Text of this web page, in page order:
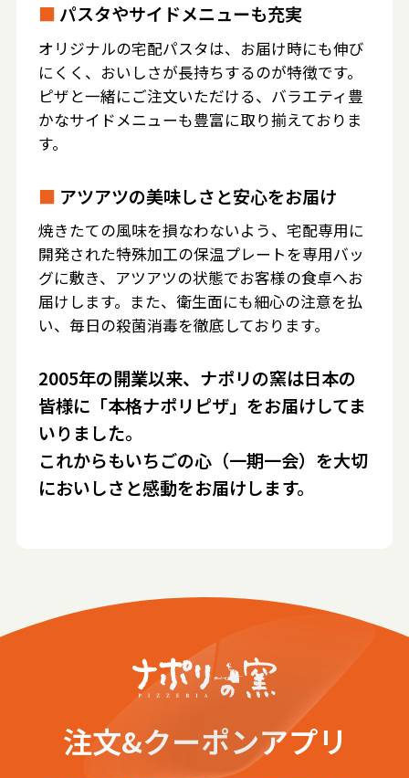
■ パスタやサイドメニューも充実
オリジナルの宅配パスタは、お届け時にも伸び
にくく、おいしさが長持ちするのが特徴です。
ピザと一緒にご注文いただける、バラエティ豊
かなサイドメニューも豊富に取り揃えておりま
す。
■ アツアツの美味しさと安心をお届け
焼きたての風味を損なわないよう、宅配専用に
開発された特殊加工の保温プレートを専用バッ
グに敷き、アツアツの状態でお客様の食卓へお
届けします。また、衛生面にも細心の注意を払
い、毎日の殺菌消毒を徹底しております。
2005年の開業以来、ナポリの窯は日本の
皆様に「本格ナポリピザ」をお届けしてま
いりました。
これからもいちごの心（一期一会）を大切
においしさと感動をお届けします。
注文&クーポンアプリ